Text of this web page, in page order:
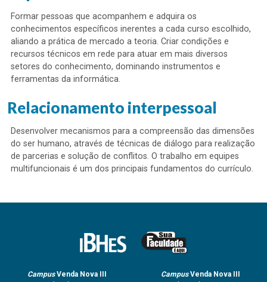
Formar pessoas que acompanhem e adquira os
conhecimentos específicos inerentes a cada curso escolhido,
aliando a prática de mercado a teoria. Criar condições e
recursos técnicos em rede para atuar em mais diversos
setores do conhecimento, dominando instrumentos e
ferramentas da informática.
Relacionamento interpessoal
Desenvolver mecanismos para a compreensão das dimensões
do ser humano, através de técnicas de diálogo para realização
de parcerias e solução de conflitos. O trabalho em equipes
multifuncionais é um dos principais fundamentos do currículo.
CampusVenda Nova III
CampusVenda Nova III